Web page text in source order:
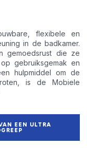
flexibele en
in de badkamer.
gemoedsrust die ze
gebruiksgemak en
hulpmiddel om de
is de Mobiele
EEN ULTRA